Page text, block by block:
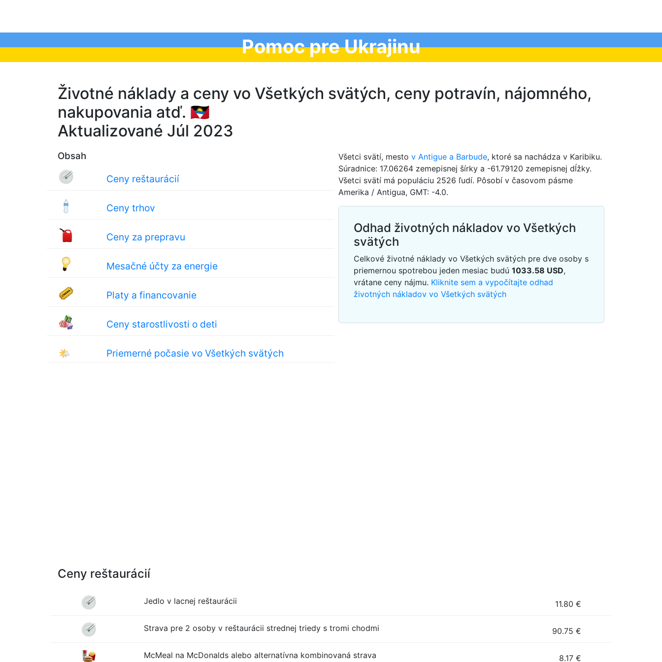
Pomoc pre Ukrajinu
Životné náklady a ceny vo Všetkých svätých, ceny potravín, nájomného,
nakupovania atď. 🇦🇬
Aktualizované Júl 2023
Obsah
Ceny reštaurácií
Ceny trhov
Ceny za prepravu
Mesačné účty za energie
Platy a financovanie
Ceny starostlivosti o deti
🌤 Priemerné počasie vo Všetkých svätých
Všetci svätí, mesto v Antigue a Barbude, ktoré sa nachádza v Karibiku.
Súradnice: 17.06264 zemepisnej šírky a -61.79120 zemepisnej dĺžky.
Všetci svätí má populáciu 2526 ľudí. Pôsobí v časovom pásme
Amerika / Antigua, GMT: -4.0.
Odhad životných nákladov vo Všetkých
svätých
Celkové životné náklady vo Všetkých svätých pre dve osoby s
priemernou spotrebou jeden mesiac budú 1033.58 USD,
vrátane ceny nájmu. Kliknite sem a vypočítajte odhad
životných nákladov vo Všetkých svätých
Ceny reštaurácií
Jedlo v lacnej reštaurácii 11.80 €
Strava pre 2 osoby v reštaurácii strednej triedy s tromi chodmi 90.75 €
McMeal na McDonalds alebo alternatívna kombinovaná strava 8.17 €